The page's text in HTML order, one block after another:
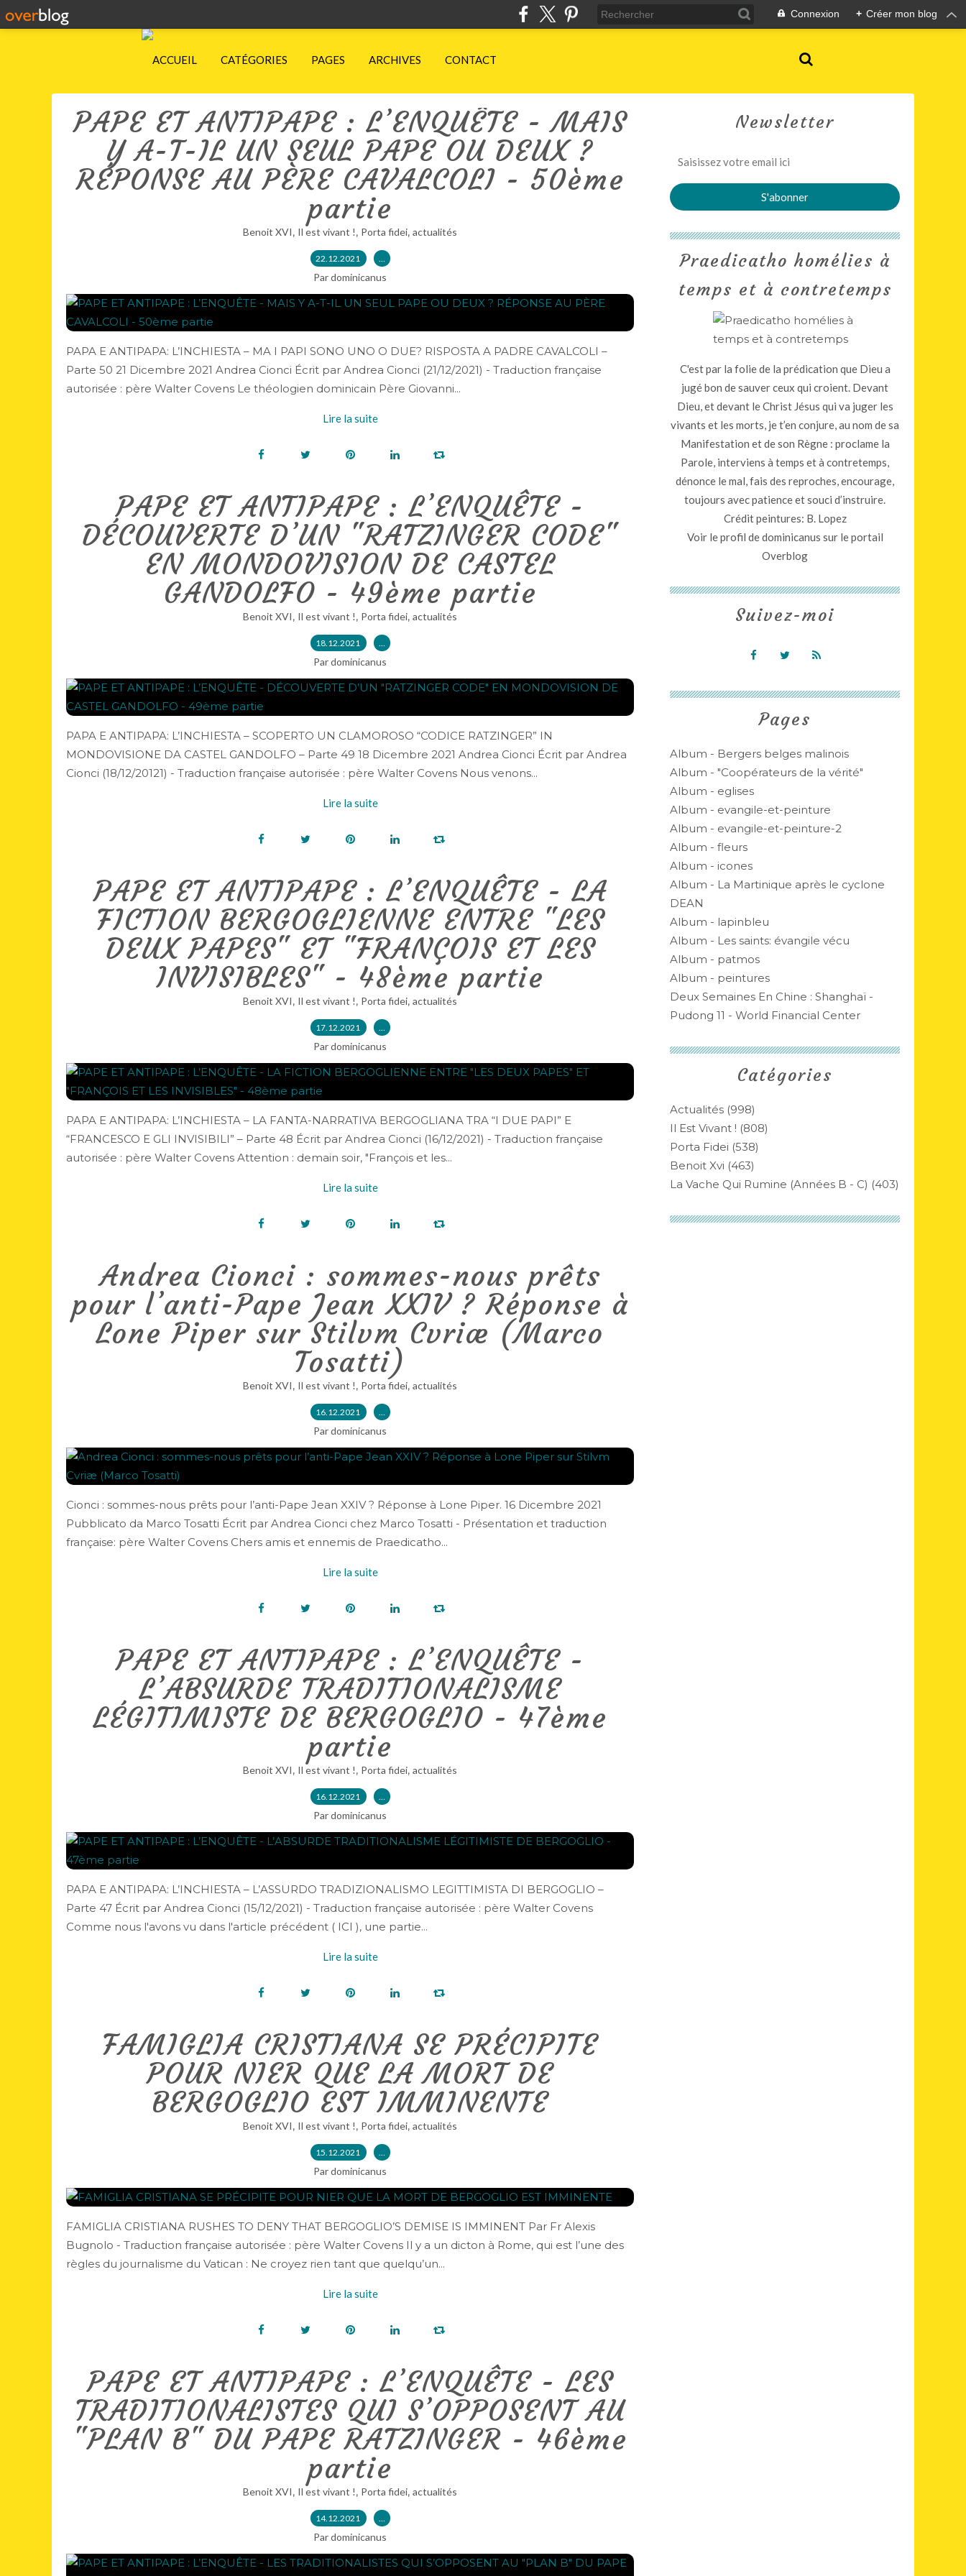
Connexion + Créer mon blog
ACCUEIL CATÉGORIES PAGES ARCHIVES CONTACT
PAPE ET ANTIPAPE : L’ENQUÊTE - MAIS
Y A-T-IL UN SEUL PAPE OU DEUX ?
RÉPONSE AU PÈRE CAVALCOLI - 50ème
partie
Benoit XVI, Il est vivant !, Porta fidei, actualités
22.12.2021 …
Par dominicanus
PAPA E ANTIPAPA: L’INCHIESTA – MA I PAPI SONO UNO O DUE? RISPOSTA A PADRE CAVALCOLI –
Parte 50 21 Dicembre 2021 Andrea Cionci Écrit par Andrea Cionci (21/12/2021) - Traduction française
autorisée : père Walter Covens Le théologien dominicain Père Giovanni...
Lire la suite
PAPE ET ANTIPAPE : L’ENQUÊTE -
DÉCOUVERTE D’UN "RATZINGER CODE"
EN MONDOVISION DE CASTEL
GANDOLFO - 49ème partie
Benoit XVI, Il est vivant !, Porta fidei, actualités
18.12.2021 …
Par dominicanus
PAPA E ANTIPAPA: L’INCHIESTA – SCOPERTO UN CLAMOROSO “CODICE RATZINGER” IN
MONDOVISIONE DA CASTEL GANDOLFO – Parte 49 18 Dicembre 2021 Andrea Cionci Écrit par Andrea
Cionci (18/12/20121) - Traduction française autorisée : père Walter Covens Nous venons...
Lire la suite
PAPE ET ANTIPAPE : L’ENQUÊTE - LA
FICTION BERGOGLIENNE ENTRE "LES
DEUX PAPES" ET "FRANÇOIS ET LES
INVISIBLES" - 48ème partie
Benoit XVI, Il est vivant !, Porta fidei, actualités
17.12.2021 …
Par dominicanus
PAPA E ANTIPAPA: L’INCHIESTA – LA FANTA-NARRATIVA BERGOGLIANA TRA “I DUE PAPI” E
“FRANCESCO E GLI INVISIBILI” – Parte 48 Écrit par Andrea Cionci (16/12/2021) - Traduction française
autorisée : père Walter Covens Attention : demain soir, "François et les...
Lire la suite
Andrea Cionci : sommes-nous prêts
pour l’anti-Pape Jean XXIV ? Réponse à
Lone Piper sur Stilvm Cvriæ (Marco
Tosatti)
Benoit XVI, Il est vivant !, Porta fidei, actualités
16.12.2021 …
Par dominicanus
Cionci : sommes-nous prêts pour l’anti-Pape Jean XXIV ? Réponse à Lone Piper. 16 Dicembre 2021
Pubblicato da Marco Tosatti Écrit par Andrea Cionci chez Marco Tosatti - Présentation et traduction
française: père Walter Covens Chers amis et ennemis de Praedicatho...
Lire la suite
PAPE ET ANTIPAPE : L’ENQUÊTE -
L’ABSURDE TRADITIONALISME
LÉGITIMISTE DE BERGOGLIO - 47ème
partie
Benoit XVI, Il est vivant !, Porta fidei, actualités
16.12.2021 …
Par dominicanus
PAPA E ANTIPAPA: L’INCHIESTA – L’ASSURDO TRADIZIONALISMO LEGITTIMISTA DI BERGOGLIO –
Parte 47 Écrit par Andrea Cionci (15/12/2021) - Traduction française autorisée : père Walter Covens
Comme nous l'avons vu dans l'article précédent ( ICI ), une partie...
Lire la suite
FAMIGLIA CRISTIANA SE PRÉCIPITE
POUR NIER QUE LA MORT DE
BERGOGLIO EST IMMINENTE
Benoit XVI, Il est vivant !, Porta fidei, actualités
15.12.2021 …
Par dominicanus
FAMIGLIA CRISTIANA RUSHES TO DENY THAT BERGOGLIO’S DEMISE IS IMMINENT Par Fr Alexis
Bugnolo - Traduction française autorisée : père Walter Covens Il y a un dicton à Rome, qui est l’une des
règles du journalisme du Vatican : Ne croyez rien tant que quelqu’un...
Lire la suite
PAPE ET ANTIPAPE : L’ENQUÊTE - LES
TRADITIONALISTES QUI S’OPPOSENT AU
"PLAN B" DU PAPE RATZINGER - 46ème
partie
Benoit XVI, Il est vivant !, Porta fidei, actualités
14.12.2021 …
Par dominicanus
Newsletter
Catégories
Actualités (998)
Il Est Vivant ! (808)
Porta Fidei (538)
Benoit Xvi (463)
La Vache Qui Rumine (années B - C) (403)
Pages
Album - Bergers belges malinois
Album - "Coopérateurs de la vérité"
Album - eglises
Album - evangile-et-peinture
Album - evangile-et-peinture-2
Album - fleurs
Album - icones
Album - La Martinique après le cyclone
DEAN
Album - lapinbleu
Album - Les saints: évangile vécu
Album - patmos
Album - peintures
Deux Semaines En Chine : Shanghaï -
Pudong 11 - World Financial Center
Praedicatho homélies à
temps et à contretemps
C'est par la folie de la prédication que Dieu a
jugé bon de sauver ceux qui croient. Devant
Dieu, et devant le Christ Jésus qui va juger les
vivants et les morts, je t’en conjure, au nom de sa
Manifestation et de son Règne : proclame la
Parole, interviens à temps et à contretemps,
dénonce le mal, fais des reproches, encourage,
toujours avec patience et souci d’instruire.
Crédit peintures: B. Lopez
Voir le profil dedominicanus sur le portail
Overblog
Suivez-moi